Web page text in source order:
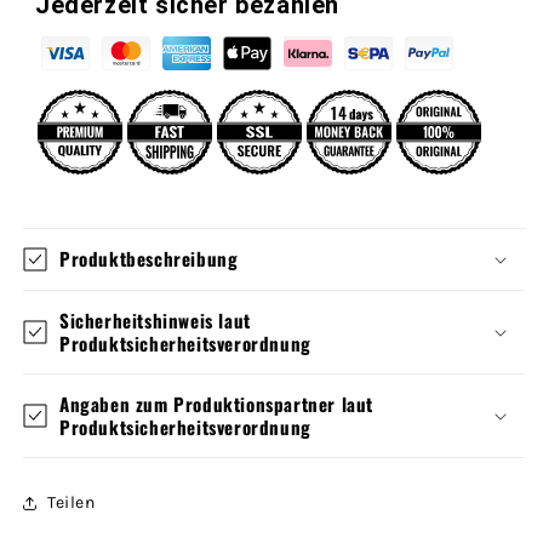
Produktbeschreibung
Sicherheitshinweis laut
Produktsicherheitsverordnung
Angaben zum Produktionspartner laut
Produktsicherheitsverordnung
Teilen